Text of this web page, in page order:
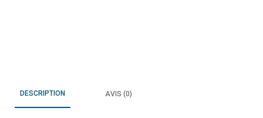
DESCRIPTION AVIS (0)